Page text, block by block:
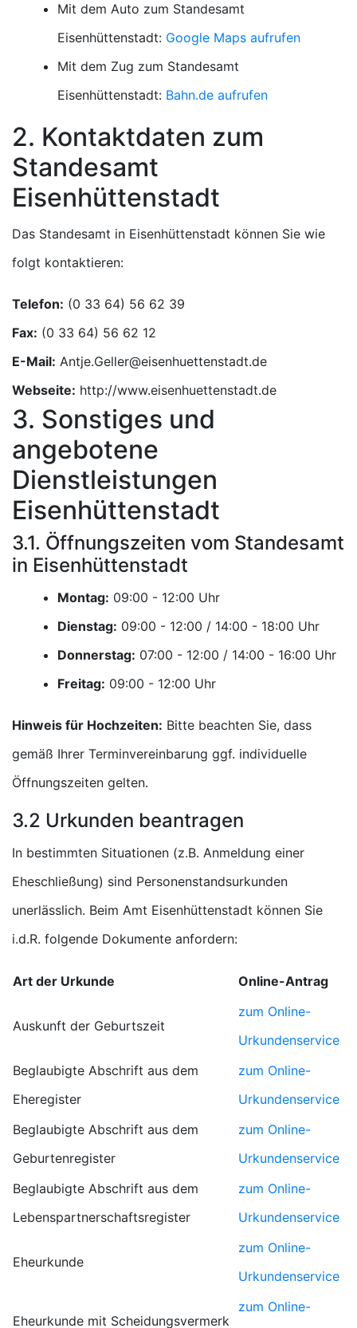
Mit dem Auto zum Standesamt
Eisenhüttenstadt: Google Maps aufrufen
Mit dem Zug zum Standesamt
Eisenhüttenstadt: Bahn.de aufrufen
2. Kontaktdaten zum
Standesamt
Eisenhüttenstadt
Das Standesamt in Eisenhüttenstadt können Sie wie
folgt kontaktieren:
Telefon:
Fax:
E-Mail:
Webseite: http://www.eisenhuettenstadt.de
3. Sonstiges und
angebotene
Dienstleistungen
Eisenhüttenstadt
3.1. Öffnungszeiten vom Standesamt
in Eisenhüttenstadt
Montag:
Uhr
Dienstag:
Uhr
Donnerstag:
Uhr
Freitag:
Uhr
Hinweis für Hochzeiten: Bitte beachten Sie, dass
gemäß Ihrer Terminvereinbarung ggf. individuelle
Öffnungszeiten gelten.
3.2 Urkunden beantragen
In bestimmten Situationen (z.B. Anmeldung einer
Eheschließung) sind Personenstandsurkunden
unerlässlich. Beim Amt Eisenhüttenstadt können Sie
i.d.R. folgende Dokumente anfordern:
Art der Urkunde Online-Antrag
Auskunft der Geburtszeit
zum Online-
Urkundenservice
Beglaubigte Abschrift aus dem
Eheregister
zum Online-
Urkundenservice
Beglaubigte Abschrift aus dem
Geburtenregister
zum Online-
Urkundenservice
Beglaubigte Abschrift aus dem
Lebenspartnerschaftsregister
zum Online-
Urkundenservice
Eheurkunde
zum Online-
Urkundenservice
Eheurkunde mit Scheidungsvermerk
zum Online-